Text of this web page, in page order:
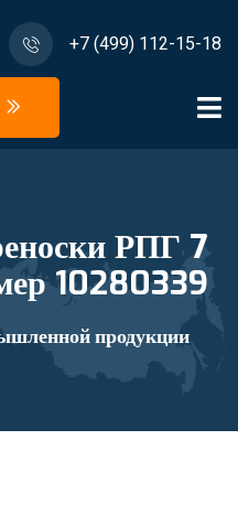
+7 (499) 112-15-18
РПГ 7
10280339
продукции